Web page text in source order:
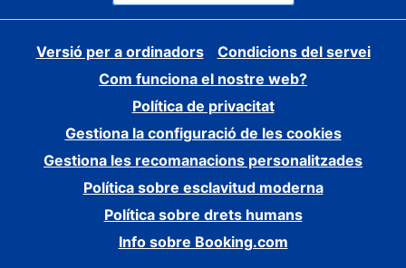
Versió per a ordinadors
Condicions del servei
Com funciona el nostre web?
Política de privacitat
Gestiona la configuració de les cookies
Gestiona les recomanacions personalitzades
Política sobre esclavitud moderna
Política sobre drets humans
Info sobre Booking.com